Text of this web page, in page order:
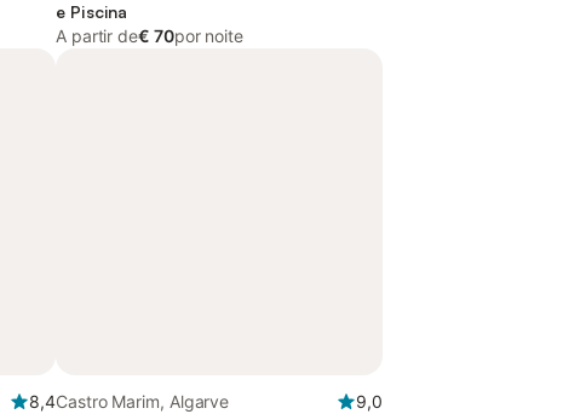
e Piscina
A partir de€ 70por noite
8,4Castro Marim, Algarve
9,0